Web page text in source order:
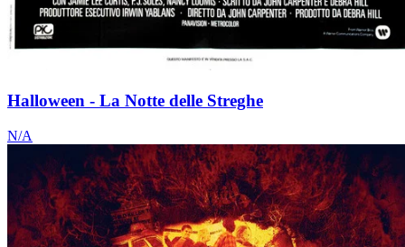
Halloween - La Notte delle Streghe
N/A